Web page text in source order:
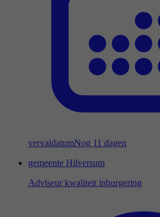
vervaldatumNog 11 dagen
gemeente Hilversum
Adviseur kwaliteit inburgering